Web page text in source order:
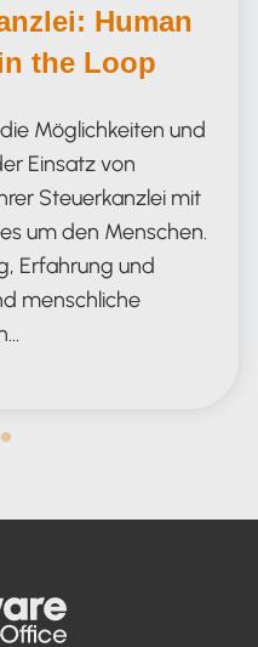
Human
the Loop
Möglichkeiten und
Einsatz von
Steuerkanzlei mit
um den Menschen.
Erfahrung und
menschliche